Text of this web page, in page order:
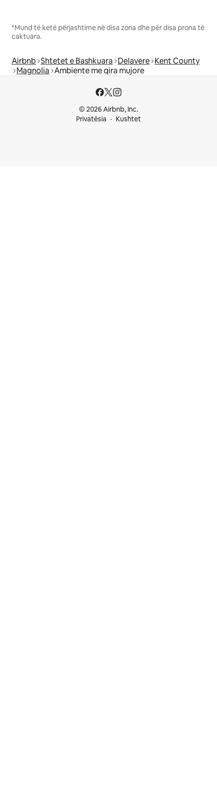
*Mund të ketë përjashtime në disa zona dhe për disa prona të
caktuara.
Airbnb Shtetet e Bashkuara Delavere Kent County
Magnolia Ambiente me qira mujore
© 2026 Airbnb, Inc.
Privatësia
Kushtet